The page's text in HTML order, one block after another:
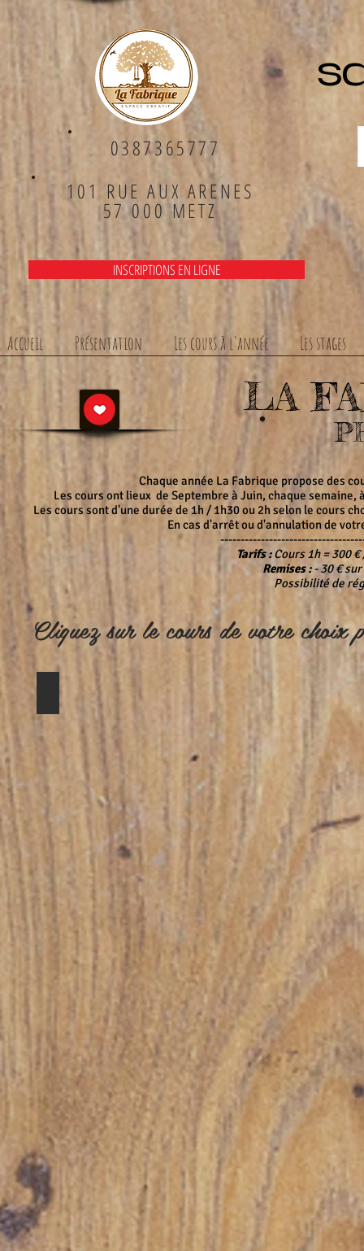
0387365777
101 RUE AUX ARENES
57 000 METZ
INSCRIPTIONS EN LIGNE
Accueil Présentation Les cours à l'année Les stages
LA
Chaque année La Fabrique propose des
Les cours ont lieux de Septembre à Juin, chaque
Les cours sont d'une durée de 1h / 1h30 ou 2h selon le cours
En cas d'arrêt ou d'annulation de
Tarifs :Cours 1h = 300
Remises :- 30 € sur
Possibilité de
Cliquez sur le cours de votre choix
Initiation Photo